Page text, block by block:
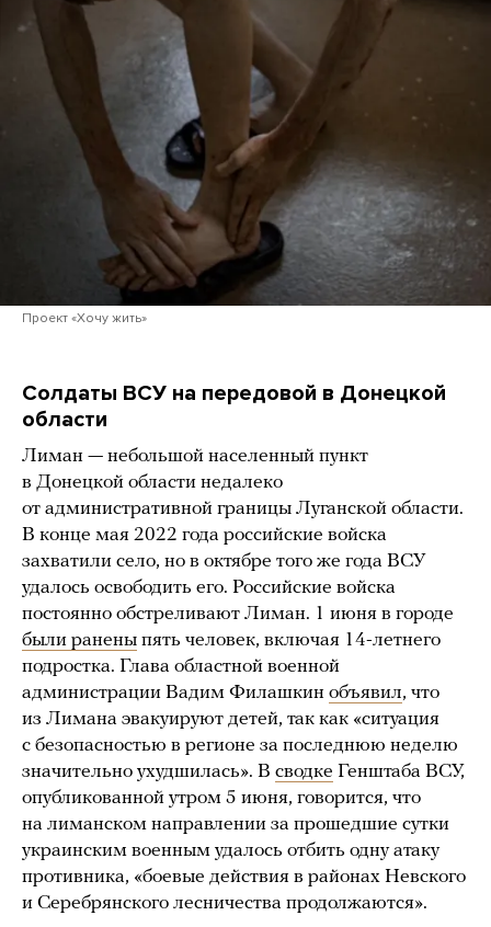
Проект «Хочу жить»
Солдаты ВСУ на передовой в Донецкой
области
Лиман — небольшой населенный пункт
в Донецкой области недалеко
от административной границы Луганской области.
В конце мая 2022 года российские войска
захватили село, но в октябре того же года ВСУ
удалось освободить его. Российские войска
постоянно обстреливают Лиман. 1 июня в городе
были ранены пять человек, включая 14-летнего
подростка. Глава областной военной
администрации Вадим Филашкин объявил, что
из Лимана эвакуируют детей, так как «ситуация
с безопасностью в регионе за последнюю неделю
значительно ухудшилась». В сводке Генштаба ВСУ,
опубликованной утром 5 июня, говорится, что
на лиманском направлении за прошедшие сутки
украинским военным удалось отбить одну атаку
противника, «боевые действия в районах Невского
и Серебрянского лесничества продолжаются».